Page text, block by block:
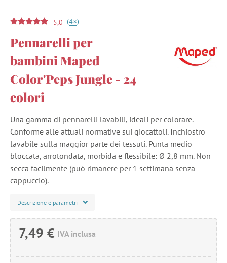
5,0 (4+)
Pennarelli per
bambini Maped
Color'Peps Jungle - 24
colori
Una gamma di pennarelli lavabili, ideali per colorare.
Conforme alle attuali normative sui giocattoli. Inchiostro
lavabile sulla maggior parte dei tessuti. Punta medio
bloccata, arrotondata, morbida e flessibile: Ø 2,8 mm. Non
secca facilmente (può rimanere per 1 settimana senza
cappuccio).
Descrizione e parametri
7,49 € IVA inclusa